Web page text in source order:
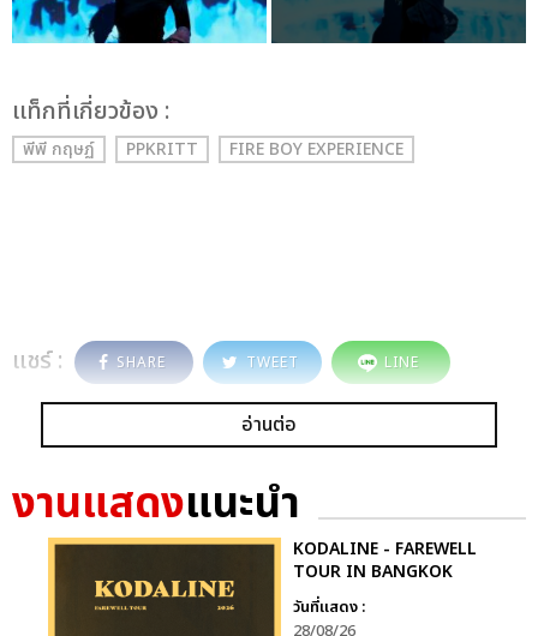
เเท็กที่เกี่ยวข้อง :
พีพี กฤษฏ์ PPKRITT FIRE BOY EXPERIENCE
แชร์ : SHARE TWEET LINE
อ่านต่อ
งานแสดงแนะนำ
KODALINE - FAREWELL
TOUR IN BANGKOK
วันที่แสดง :
28/08/26